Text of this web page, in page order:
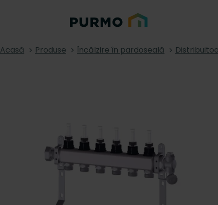
Acasă Produse Încălzire în pardoseală